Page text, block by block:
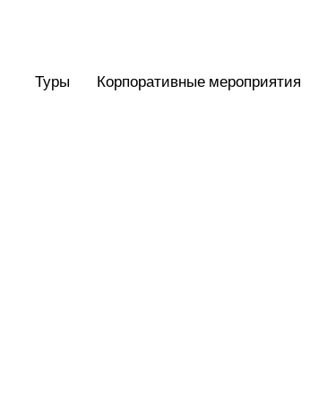
Туры Корпоративные мероприятия